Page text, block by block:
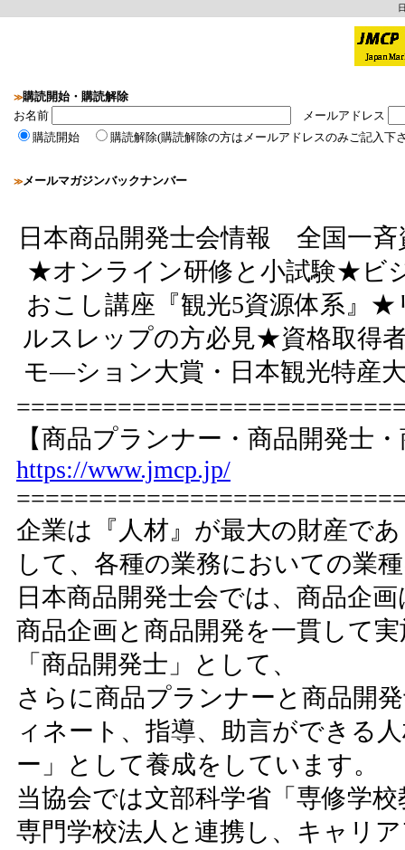
≫購読開始・購読解除
お名前
メールアドレス
購読開始
購読解除(購読解除の方はメールアドレスのみご記入下
≫メールマガジンバックナンバー
日本商品開発士会情報 全国一
★オンライン研修と小試験★ビ
おこし講座『観光5資源体系』
ルスレップの方必見★資格取得
モ―ション大賞・日本観光特産
【商品プランナー・商品開発士
https://www.jmcp.jp/
企業は『人材』が最大の財産で
して、各種の業務においての業
日本商品開発士会では、商品企
商品企画と商品開発を一貫して
「商品開発士」として、
さらに商品プランナーと商品開
ィネート、指導、助言ができる
ー」として養成をしています。
当協会では文部科学省「専修学
専門学校法人と連携し、キャリ